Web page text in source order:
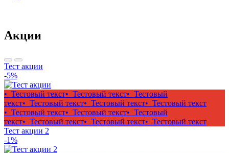
Акции
Тест акции
-5%
• Тестовый текст• Тестовый текст• Тестовый
текст• Тестовый текст• Тестовый текст• Тестовый текст
• Тестовый текст• Тестовый текст• Тестовый
текст• Тестовый текст• Тестовый текст• Тестовый текст
Тест акции 2
-1%